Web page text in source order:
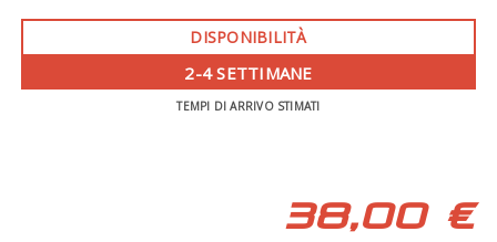
DISPONIBILITÀ
2-4 SETTIMANE
TEMPI DI ARRIVO STIMATI
38,00 €